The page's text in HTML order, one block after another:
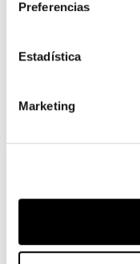
Preferencias
Estadística
Marketing
8D66 - Pastello